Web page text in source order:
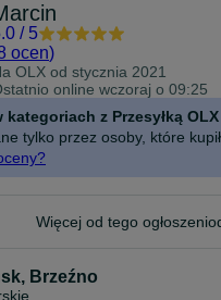
/ 5
ocen)
OLX od stycznia 2021
online wczoraj o 09:25
kategoriach z Przesyłką
tylko przez osoby, które
Więcej od tego
, Brzeźno